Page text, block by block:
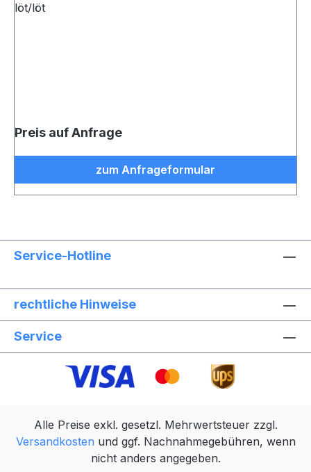
löt/löt
Preis auf Anfrage
zum Anfrageformular
Service-Hotline
rechtliche Hinweise
Service
Alle Preise exkl. gesetzl. Mehrwertsteuer zzgl.
Versandkosten und ggf. Nachnahmegebühren, wenn
nicht anders angegeben.